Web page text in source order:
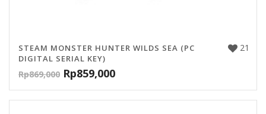
21
STEAM MONSTER HUNTER WILDS SEA (PC
DIGITAL SERIAL KEY)
Rp869,000 Rp859,000